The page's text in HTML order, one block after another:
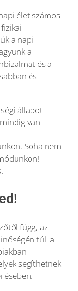
élet számos
a napi
a
és a
és
állapot
van
Soha nem
függ, az
túl, a
segíthetnek